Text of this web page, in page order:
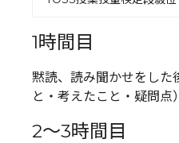
1時間目
黙読、読み聞かせをした
と・考えたこと・疑問点
2～3時間目